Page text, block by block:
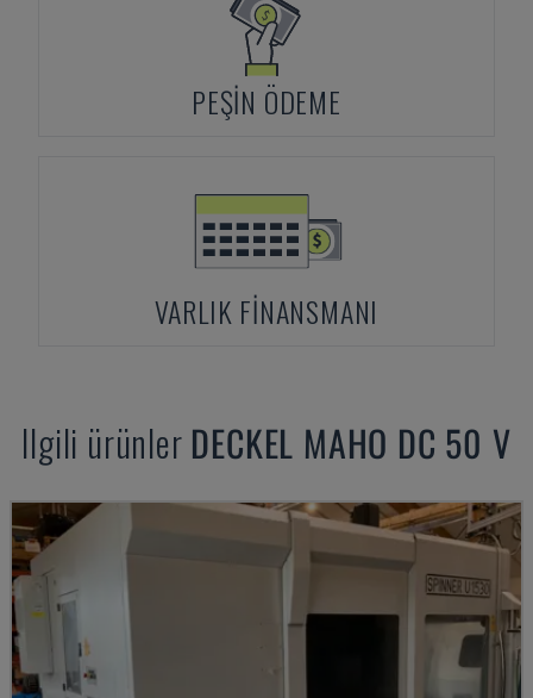
PEŞIN ÖDEME
VARLIK FINANSMANI
Ilgili ürünler DECKEL MAHO DC 50 V